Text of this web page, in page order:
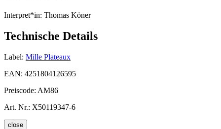
Interpret*in: Thomas Köner
Technische Details
Label: Mille Plateaux
EAN: 4251804126595
Preiscode: AM86
Art. Nr.: X50119347-6
close